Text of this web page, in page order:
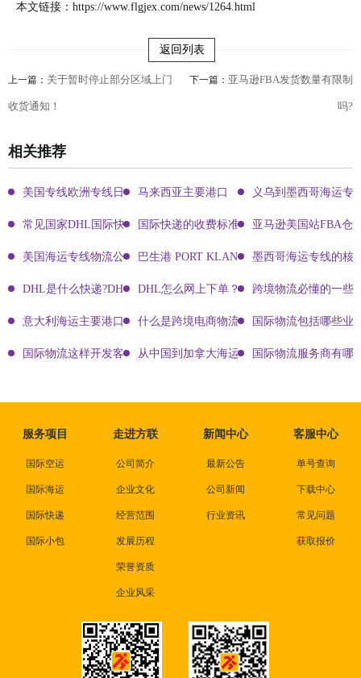
本文链接： https://www.flgjex.com/news/1264.html
返回列表
上一篇： 关于暂时停止部分区域上门
收货通知！
下一篇： 亚马逊FBA发货数量有限制
吗?
相关推荐
美国专线欧洲专线日本专线区别马来西亚主要港口 义乌到墨西哥海运专
常见国家DHL国际快递客服热线国际快递的收费标准!四大国际快递的尺寸重
亚马逊美国站FBA仓
美国海运专线物流公司有哪些?巴生港 PORT KLANG 墨西哥海运专线的核
DHL是什么快递?DHL国际快递介绍DHL怎么网上下单？DHL快递寄件有哪些方
跨境物流必懂的一些
意大利海运主要港口有哪些什么是跨境电商物流? 国际物流包括哪些业
国际物流这样开发客户会让你成为销冠从中国到加拿大海运要多久能到达？
国际物流服务商有哪
服务项目
国际空运
国际海运
国际快递
国际小包
走进方联
公司简介
企业文化
经营范围
发展历程
荣誉资质
企业风采
新闻中心
最新公告
公司新闻
行业资讯
客服中心
单号查询
下载中心
常见问题
获取报价